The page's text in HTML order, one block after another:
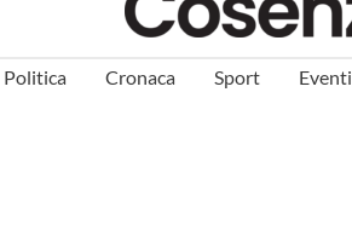
Politica Cronaca Sport Eventi